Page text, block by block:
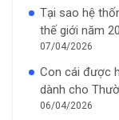
Tại sao hệ
thế giới năm
07/04/2026
Con cái được
dành cho
06/04/2026